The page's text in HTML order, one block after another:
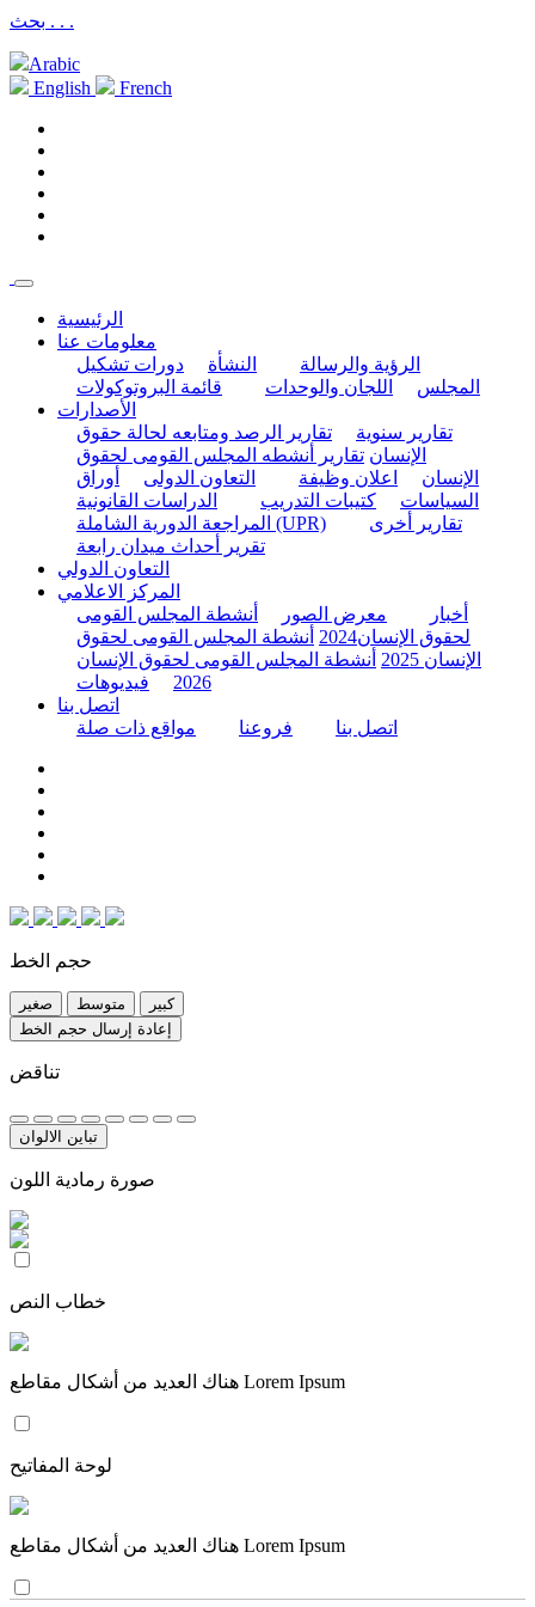
بحث . . .
Arabic
English
French
الرئيسية
معلومات عنا
الرؤية والرسالة
النشأة
دورات تشكيل
المجلس
اللجان والوحدات
قائمة البروتوكولات
الأصدارات
تقارير سنوية
تقارير الرصد ومتابعه لحالة حقوق
الإنسان تقارير أنشطه المجلس القومى لحقوق
الإنسان
اعلان وظيفة التعاون الدولى
أوراق
السياسات
كتيبات التدريب
الدراسات القانونية
المراجعة الدورية الشاملة (UPR)
تقارير أخرى
تقرير أحداث ميدان رابعة
التعاون الدولي
المركز الاعلامي
أخبار
معرض الصور
أنشطة المجلس القومى
لحقوق الإنسان2024
أنشطة المجلس القومى لحقوق
الإنسان 2025
أنشطة المجلس القومى لحقوق الإنسان
2026
فيديوهات
اتصل بنا
اتصل بنا
فروعنا مواقع ذات صلة
حجم الخط
صغير متوسط
كبير
إعادة إرسال حجم الخط
تناقض
تباين الالوان
صورة رمادية اللون
خطاب النص
هناك العديد من أشكال مقاطع Lorem Ipsum
لوحة المفاتيح
هناك العديد من أشكال مقاطع Lorem Ipsum